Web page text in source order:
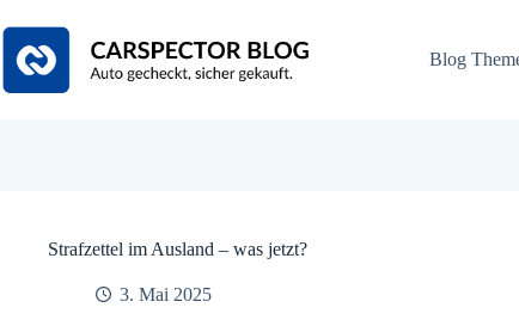
Inhalt
springen
Blog
Strafzettel im Ausland – was jetzt?
3. Mai 2025